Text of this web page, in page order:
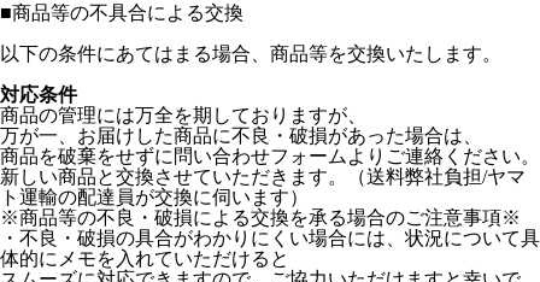
■商品等の不具合による交換
以下の条件にあてはまる場合、商品等を交換いたします。
対応条件
商品の管理には万全を期しておりますが、
万が一、お届けした商品に不良・破損があった場合は、
商品を破棄をせずに問い合わせフォームよりご連絡ください。
新しい商品と交換させていただきます。（送料弊社負担/ヤマ
ト運輸の配達員が交換に伺います）
※商品等の不良・破損による交換を承る場合のご注意事項※
・不良・破損の具合がわかりにくい場合には、状況について具
体的にメモを入れていただけると